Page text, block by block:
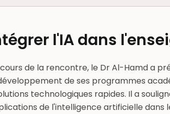
l'IA dans
de la rencontre, le Dr Al-Hamd a
de ses programmes
technologiques rapides. Il a
de l'intelligence artificielle dans